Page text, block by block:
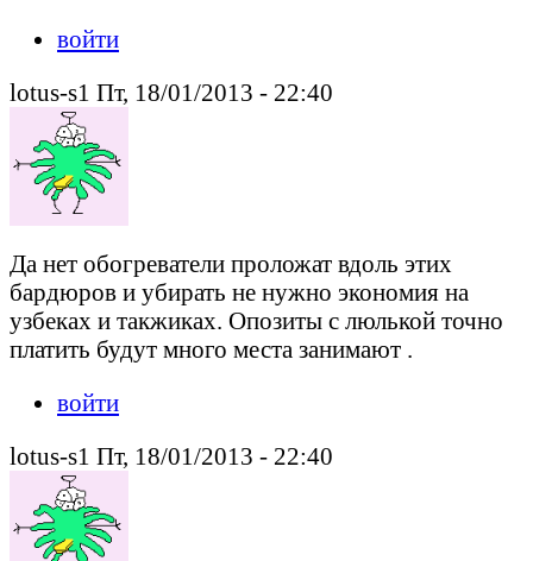
войти
lotus-s1 Пт, 18/01/2013 - 22:40
Да нет обогреватели проложат вдоль этих
бардюров и убирать не нужно экономия на
узбеках и такжиках. Опозиты с люлькой точно
платить будут много места занимают .
войти
lotus-s1 Пт, 18/01/2013 - 22:40